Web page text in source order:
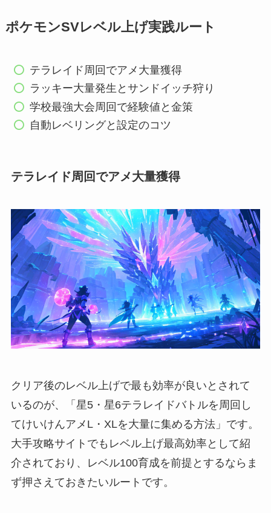
ポケモンSVレベル上げ実践ルート
テラレイド周回でアメ大量獲得
ラッキー大量発生とサンドイッチ狩り
学校最強大会周回で経験値と金策
自動レベリングと設定のコツ
テラレイド周回でアメ大量獲得
クリア後のレベル上げで最も効率が良いとされて
いるのが、「星5・星6テラレイドバトルを周回し
てけいけんアメL・XLを大量に集める方法」です。
大手攻略サイトでもレベル上げ最高効率として紹
介されており、レベル100育成を前提とするならま
ず押さえておきたいルートです。